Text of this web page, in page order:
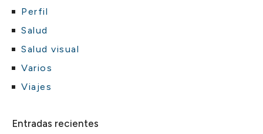
Perfil
Salud
Salud visual
Varios
Viajes
Entradas recientes